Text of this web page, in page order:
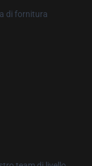
di fornitura